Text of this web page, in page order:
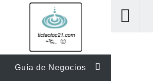
Guía de Negocios